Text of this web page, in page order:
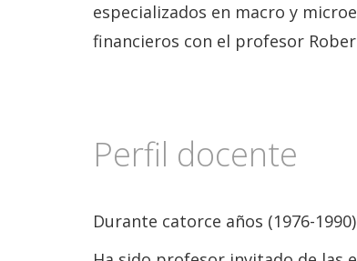
especializados en macro y
financieros con el profesor
Perfil docente
Durante catorce años (1976-